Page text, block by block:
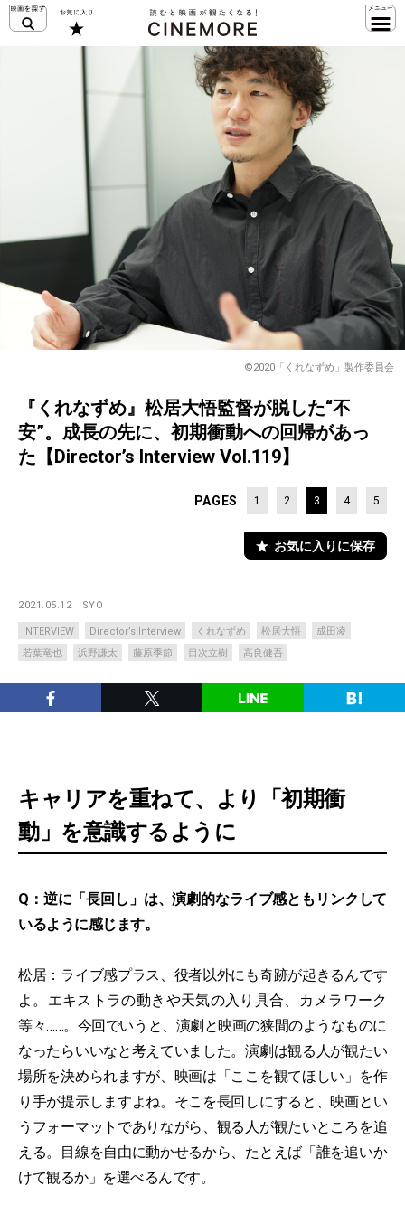
©2020「くれなずめ」製作委員会
『くれなずめ』松居大悟監督が脱した“不
安”。成長の先に、初期衝動への回帰があっ
た【Director’s Interview Vol.119】
PAGES 1 2 3 4 5
お気に入りに保存
2021.05.12 SYO
INTERVIEW Director’s Interview くれなずめ 松居大悟
成田凌
若葉竜也
浜野謙太 藤原季節 目次立樹 高良健吾
キャリアを重ねて、より「初期衝
動」を意識するように
Q：逆に「長回し」は、演劇的なライブ感ともリンクして
いるように感じます。
松居：ライブ感プラス、役者以外にも奇跡が起きるんです
よ。エキストラの動きや天気の入り具合、カメラワーク
等々……。今回でいうと、演劇と映画の狭間のようなものに
なったらいいなと考えていました。演劇は観る人が観たい
場所を決められますが、映画は「ここを観てほしい」を作
り手が提示しますよね。そこを長回しにすると、映画とい
うフォーマットでありながら、観る人が観たいところを追
える。目線を自由に動かせるから、たとえば「誰を追いか
けて観るか」を選べるんです。